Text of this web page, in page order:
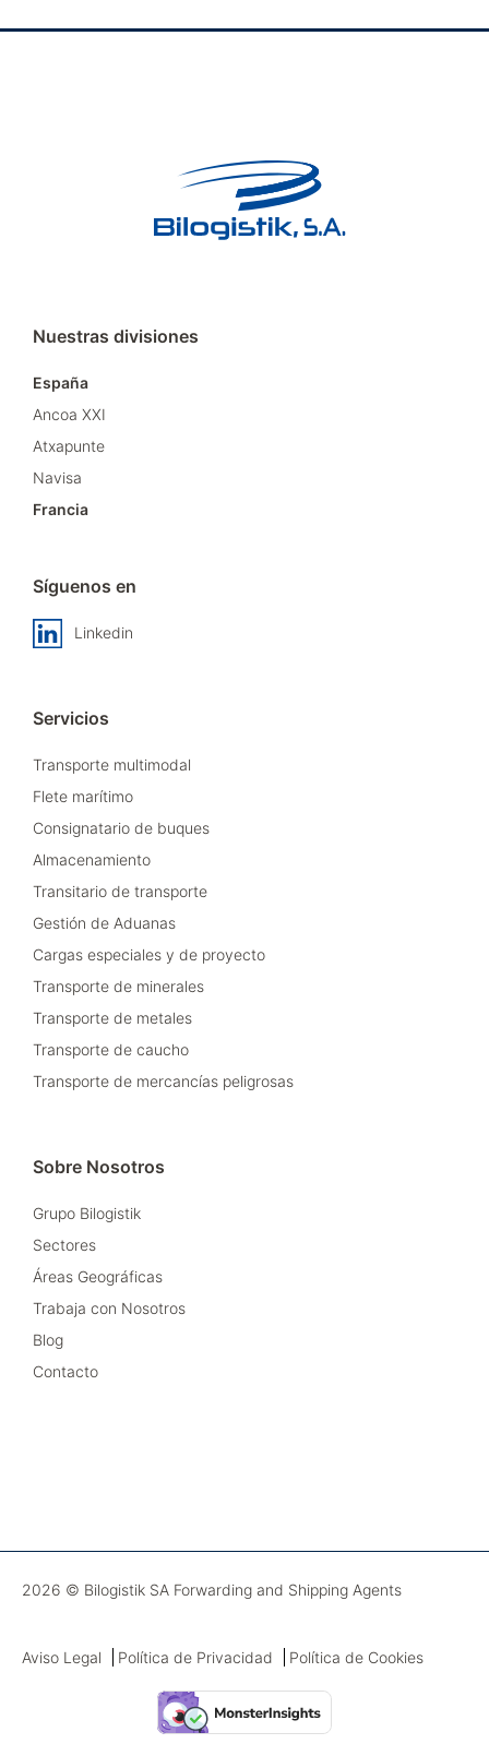
Nuestras divisiones
España
Ancoa XXI
Atxapunte
Navisa
Francia
Síguenos en
Linkedin
Servicios
Transporte multimodal
Flete marítimo
Consignatario de buques
Almacenamiento
Transitario de transporte
Gestión de Aduanas
Cargas especiales y de proyecto
Transporte de minerales
Transporte de metales
Transporte de caucho
Transporte de mercancías peligrosas
Sobre Nosotros
Grupo Bilogistik
Sectores
Áreas Geográficas
Trabaja con Nosotros
Blog
Contacto
2026 © Bilogistik SA Forwarding and Shipping Agents
Aviso Legal Política de Privacidad Política de Cookies